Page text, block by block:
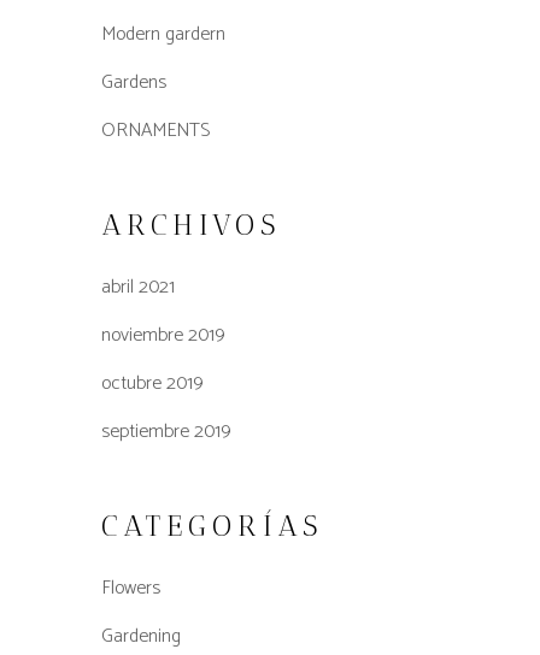
Modern gardern
Gardens
ORNAMENTS
ARCHIVOS
abril 2021
noviembre 2019
octubre 2019
septiembre 2019
CATEGORÍAS
Flowers
Gardening